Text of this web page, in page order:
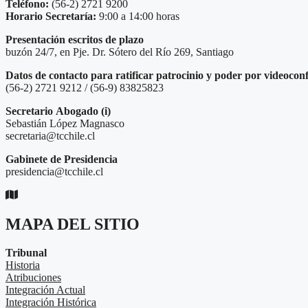
Teléfono: (56-2) 2721 9200
Horario Secretaría: 9:00 a 14:00 horas
Presentación escritos de plazo
buzón 24/7, en Pje. Dr. Sótero del Río 269, Santiago
Datos de contacto para ratificar patrocinio y poder por
(56-2) 2721 9212 / (56-9) 83825823
Secretario Abogado (i)
Sebastián López Magnasco
secretaria@tcchile.cl
Gabinete de Presidencia
presidencia@tcchile.cl
MAPA DEL SITIO
Tribunal
Historia
Atribuciones
Integración Actual
Integración Histórica